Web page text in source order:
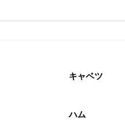
めにお召し上がりください。
キャベツ
ハム